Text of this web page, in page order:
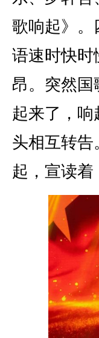
歌响起》。
语速时快时
昂。突然国
起来了，响
头相互转
起，宣读着